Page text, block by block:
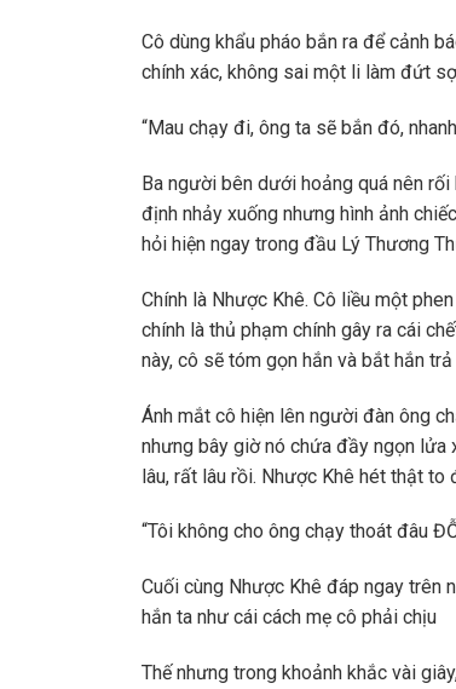
Cô dùng khẩu pháo bắn ra để cảnh
chính xác, không sai một li làm đứt
“Mau chạy đi, ông ta sẽ bắn đó,
Ba người bên dưới hoảng quá nên
định nhảy xuống nhưng hình ảnh
hỏi hiện ngay trong đầu Lý Thương
Chính là Nhược Khê. Cô liều một
chính là thủ phạm chính gây ra cái
này, cô sẽ tóm gọn hắn và bắt hắn
Ánh mắt cô hiện lên người đàn ông
nhưng bây giờ nó chứa đầy ngọn lửa
lâu, rất lâu rồi. Nhược Khê hét thật to
“Tôi không cho ông chạy thoát đâu
Cuối cùng Nhược Khê đáp ngay trên
hắn ta như cái cách mẹ cô phải chịu
Thế nhưng trong khoảnh khắc vài